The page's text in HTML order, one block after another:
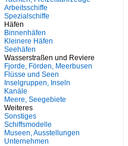
Arbeitsschiffe
Spezialschiffe
Häfen
Binnenhäfen
Kleinere Häfen
Seehäfen
Wasserstraßen und Reviere
Fjorde, Förden, Meerbusen
Flüsse und Seen
Inselgruppen, Inseln
Kanäle
Meere, Seegebiete
Weiteres
Sonstiges
Schiffsmodelle
Museen, Ausstellungen
Unternehmen